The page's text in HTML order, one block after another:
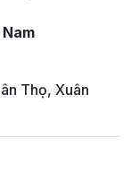
Thọ, Xuân